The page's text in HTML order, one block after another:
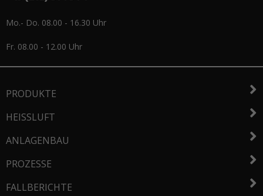
Mo.- Do. 08.00 - 16.30 Uhr
Fr. 08.00 - 12.00 Uhr
PRODUKTE
HEISSLUFT
ANLAGENBAU
PROZESSE
FALLBERICHTE